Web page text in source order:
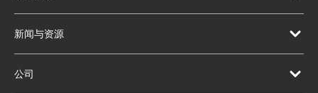
新闻与资源
公司